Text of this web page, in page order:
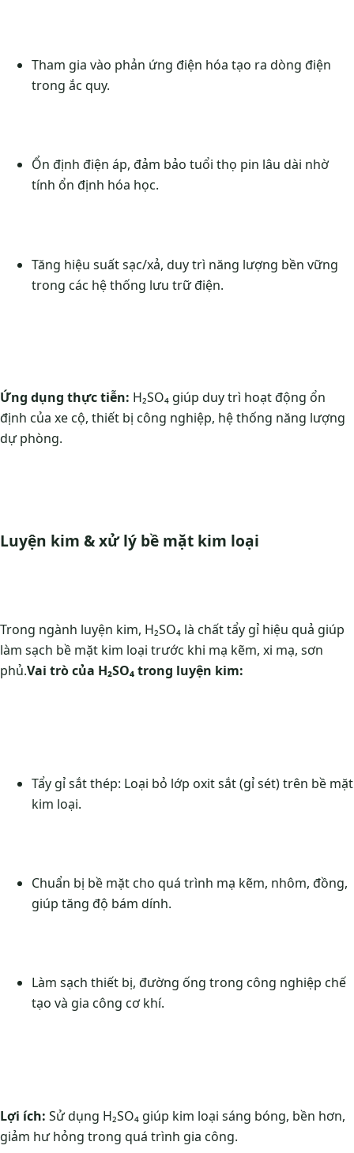
Tham gia vào phản ứng điện hóa tạo ra dòng điện
trong ắc quy.
Ổn định điện áp, đảm bảo tuổi thọ pin lâu dài nhờ
tính ổn định hóa học.
Tăng hiệu suất sạc/xả, duy trì năng lượng bền vững
trong các hệ thống lưu trữ điện.
Ứng dụng thực tiễn: H₂SO₄ giúp duy trì hoạt động ổn
định của xe cộ, thiết bị công nghiệp, hệ thống năng lượng
dự phòng.
Luyện kim & xử lý bề mặt kim loại
Trong ngành luyện kim, H₂SO₄ là chất tẩy gỉ hiệu quả giúp
làm sạch bề mặt kim loại trước khi mạ kẽm, xi mạ, sơn
phủ.Vai trò của H₂SO₄ trong luyện kim:
Tẩy gỉ sắt thép: Loại bỏ lớp oxit sắt (gỉ sét) trên bề mặt
kim loại.
Chuẩn bị bề mặt cho quá trình mạ kẽm, nhôm, đồng,
giúp tăng độ bám dính.
Làm sạch thiết bị, đường ống trong công nghiệp chế
tạo và gia công cơ khí.
Lợi ích: Sử dụng H₂SO₄ giúp kim loại sáng bóng, bền hơn,
giảm hư hỏng trong quá trình gia công.